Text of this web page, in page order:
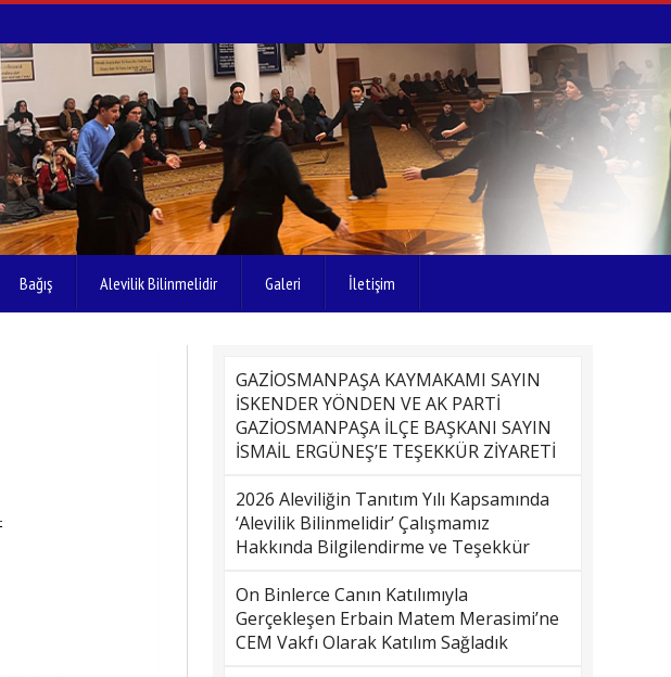
Bağış Alevilik Bilinmelidir Galeri İletişim
GAZİOSMANPAŞA KAYMAKAMI SAYIN
İSKENDER YÖNDEN VE AK PARTİ
GAZİOSMANPAŞA İLÇE BAŞKANI SAYIN
İSMAİL ERGÜNEŞ’E TEŞEKKÜR ZİYARETİ
2026 Aleviliğin Tanıtım Yılı Kapsamında
‘Alevilik Bilinmelidir’ Çalışmamız
Hakkında Bilgilendirme ve Teşekkür
On Binlerce Canın Katılımıyla
Gerçekleşen Erbain Matem Merasimi’ne
CEM Vakfı Olarak Katılım Sağladık